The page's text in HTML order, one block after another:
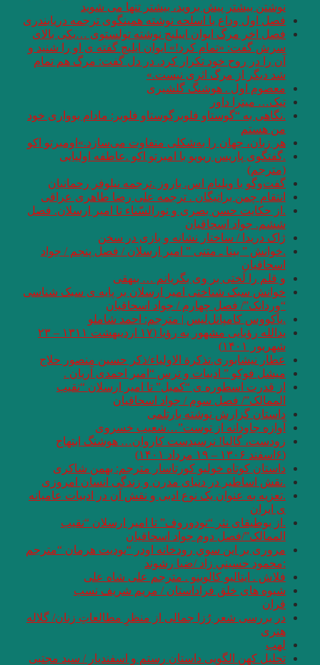
نوشتن بیشتر پیش بروید، بیشتر تنها می شوید
فصل اول وداع با اسلحه نوشته همینگوی ترجمه دریابندری
فصل اخر مرگ ایوان اییلیج نوشته تولستوی …یکی بالای
سرش گفت: «تمام کرد!» ایوان ایلیچ گفته ی او را شنید و
آن را در روح خود تکرار کرد. در دل گفت: مرگ هم تمام
شد دیگر از مرگ اثری نیست.»
معصوم اول . هوشنگ گلشیری
تیک… میترا داور
.نگاهی به “گوستاو فلوبرگوستاو فلوبر: مادام بوواری خود
من هستم
هر زبان، جهان را به‌شکلی متفاوت می‌سازد.»اومبرتو اکو
.گفتگوی پاریس ریویو با امبرتو اکو .عاطفه اولیایی
(مترجم)
گفت‌وگو با ویلیام اس. باروز .ترجمه نیلوفر رحمانیان
انتقام چمن براتیگان . ترجمه علی رضا طاهری عراقی
.از حکایت حسن بصری و نورالسّناء تا امیر ارسلان. فصل
ششم. جواد اسحاقیان
ژاک دریدا / ساختار نشانه و بازی در سخن
.خوانش ” بینا ـ متنی ” امیر ارسلان / فصل پنجم / جواد
اسحاقیان
و قلم را لَختی بر وی بگریانم … بیهقی
خوانش سبک شناختی امیر ارسلان بر پایه ی سبک شناسی
“وِردانک”/ فصل چهارم / جواد اسحاقیان
.یاکووس کامپانل‌لیس | مترجم: ‌احمد شاملو
یدالله رؤیایی مشهور به رؤیا (۱۷ اردیبهشت ۱۳۱۱ – ۲۳
شهریور ۱۴۰۱)
عطار نیشابوری.تذکرة الاولیاء/ذکر حسین منصور حلاج
میشل فوکو ” ادبیات و ترس “امیر احمدی آریان .
از قدرت اسطوره ی “کمبل” تا امیر ارسلان “نقیب
الممالک”/ فصل سوم / جواد اسحاقیان
داستان گزارش نوشته بارتلمی
آوازه جاودانه از توست”…شعیب خسروی
زودست، گالیا! نرسیدست کاروان… هوشنگ ابتهاج
داستان کوتاه خولیو کورتاسار مترجم: بهمن شاکری
.نقش اساطیر در دنیای مدرن و زندگی انسان امروزی
.تعزیه به عنوان یک نوع ادبی و نقش آن در ادبیات عامیانه
ی ایران
.از بوطیقای نثر “تودوروف” تا امیر ارسلان “نقیب
الممالک”/فصل دوم جواد اسحاقیان
مروری بر اين سوي رودخانه اودر “يوديت هرمان “مترجم
:محمود حسيني زاد /ضيا رشوند
فلاش . ایتالیو کالوینو . مترجم علی شاه علی
شیوه های خلق فراداستان / مریم شریف نسب
قران
در بررسی شعر رُزا جمالی از منظرِ مطالعاتِ زنان/ گلاله
هنری
لهب
تحلیل کهن الگویی داستان رستم و اسفندیار / سید مجتبی